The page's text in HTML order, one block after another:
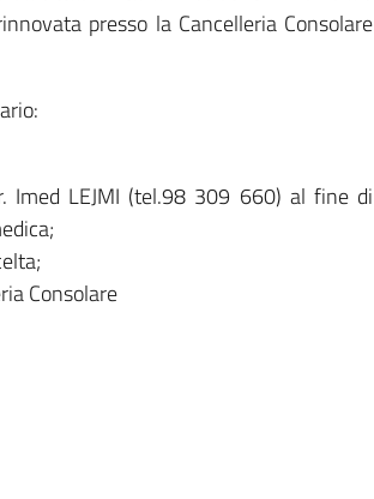
presso la Cancelleria Consolare
Imed LEJMI (tel.98 309 660) al fine di
Consolare